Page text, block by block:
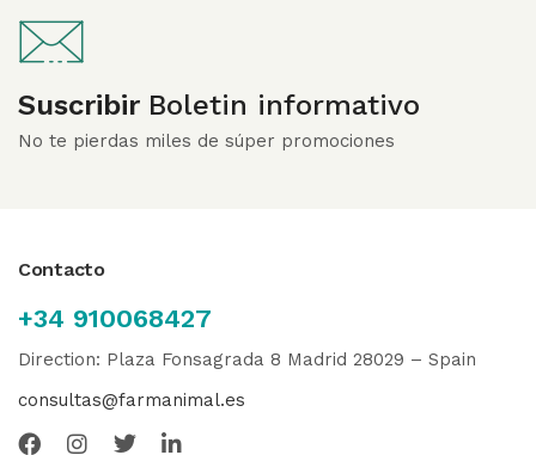
Suscribir Boletin informativo
No te pierdas miles de súper promociones
Contacto
+34 910068427
Direction: Plaza Fonsagrada 8 Madrid 28029 – Spain
consultas@farmanimal.es